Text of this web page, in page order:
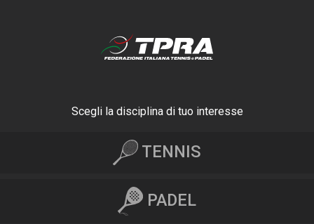
Scegli la disciplina di tuo interesse
TENNIS
PADEL